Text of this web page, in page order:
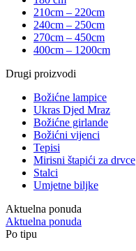
210cm – 220cm
240cm – 250cm
270cm – 450cm
400cm – 1200cm
Drugi proizvodi
Božićne lampice
Ukras Djed Mraz
Božićne girlande
Božićni vijenci
Tepisi
Mirisni štapići za drvce
Stalci
Umjetne biljke
Aktuelna ponuda
Aktuelna ponuda
Po tipu